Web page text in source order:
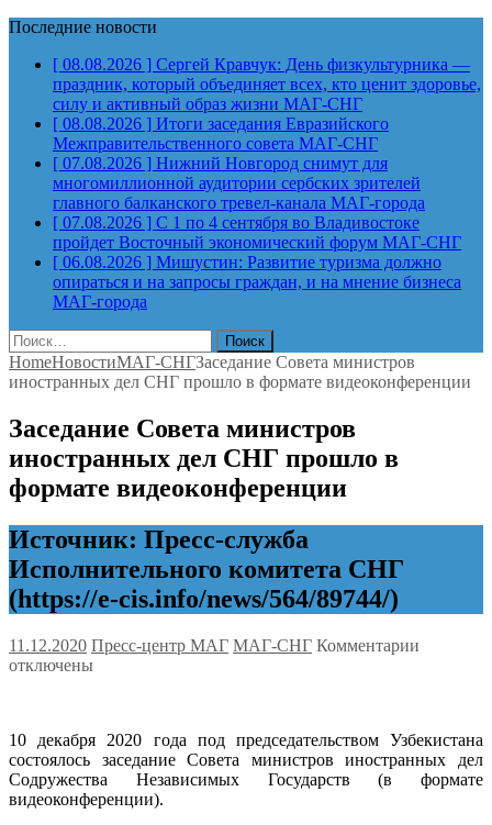
Последние новости
[ 08.08.2026 ] Сергей Кравчук: День физкультурника —
праздник, который объединяет всех, кто ценит здоровье,
силу и активный образ жизни МАГ-СНГ
[ 08.08.2026 ] Итоги заседания Евразийского
Межправительственного совета МАГ-СНГ
[ 07.08.2026 ] Нижний Новгород снимут для
многомиллионной аудитории сербских зрителей
главного балканского тревел-канала МАГ-города
[ 07.08.2026 ] С 1 по 4 сентября во Владивостоке
пройдет Восточный экономический форум МАГ-СНГ
[ 06.08.2026 ] Мишустин: Развитие туризма должно
опираться и на запросы граждан, и на мнение бизнеса
МАГ-города
Найти:
HomeНовостиМАГ-СНГЗаседание Совета министров
иностранных дел СНГ прошло в формате видеоконференции
Заседание Совета министров
иностранных дел СНГ прошло в
формате видеоконференции
Источник: Пресс-служба
Исполнительного комитета СНГ
(https://e-cis.info/news/564/89744/)
11.12.2020 Пресс-центр МАГ МАГ-СНГ Комментарии
дел
СНГ
отключены
10 декабря 2020 года под председательством Узбекистана
состоялось заседание Совета министров иностранных дел
Содружества Независимых Государств (в формате
видеоконференции).